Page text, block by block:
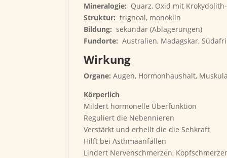
Mineralogie: Quarz, Oxid mit
Struktur: trignoal, monoklin
Bildung: sekundär (Ablagerungen)
Fundorte: Australien, Madagskar,
Wirkung
Organe:Augen, Hormonhaushalt,
Körperlich
Mildert hormonelle Überfunktion
Reguliert die Nebennieren
Verstärkt und erhellt die die Sehkraft
Hilft bei Asthmaanfällen
Lindert Nervenschmerzen,